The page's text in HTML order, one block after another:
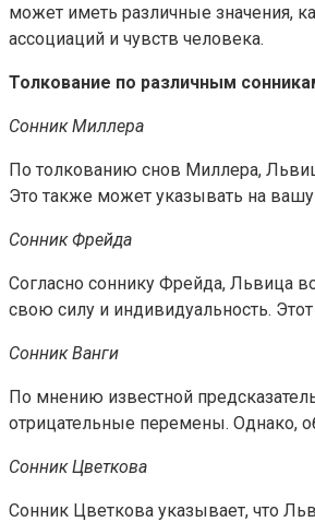
может иметь различные значения,
ассоциаций и чувств человека.
Толкование по различным
Сонник Миллера
По толкованию снов Миллера,
Это также может указывать на
Сонник Фрейда
Согласно соннику Фрейда, Львица
свою силу и индивидуальность.
Сонник Ванги
По мнению известной
отрицательные перемены. Однако,
Сонник Цветкова
Сонник Цветкова указывает, что